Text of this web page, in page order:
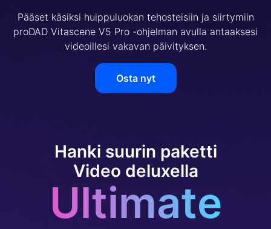
Pääset käsiksi huippuluokan tehosteisiin ja siirtymiin
proDAD Vitascene V5 Pro -ohjelman avulla antaaksesi
videoillesi vakavan päivityksen.
Osta nyt
Hanki suurin paketti
Video deluxella
Ultimate